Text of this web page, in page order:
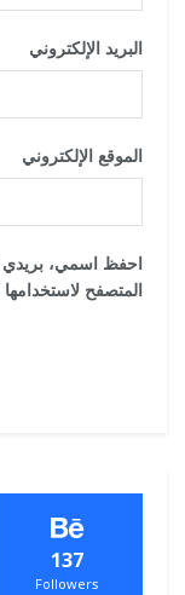
البريد الإلكتروني
الموقع الإلكتروني
احفظ اسمي، بريدي
المتصفح
137
Followers